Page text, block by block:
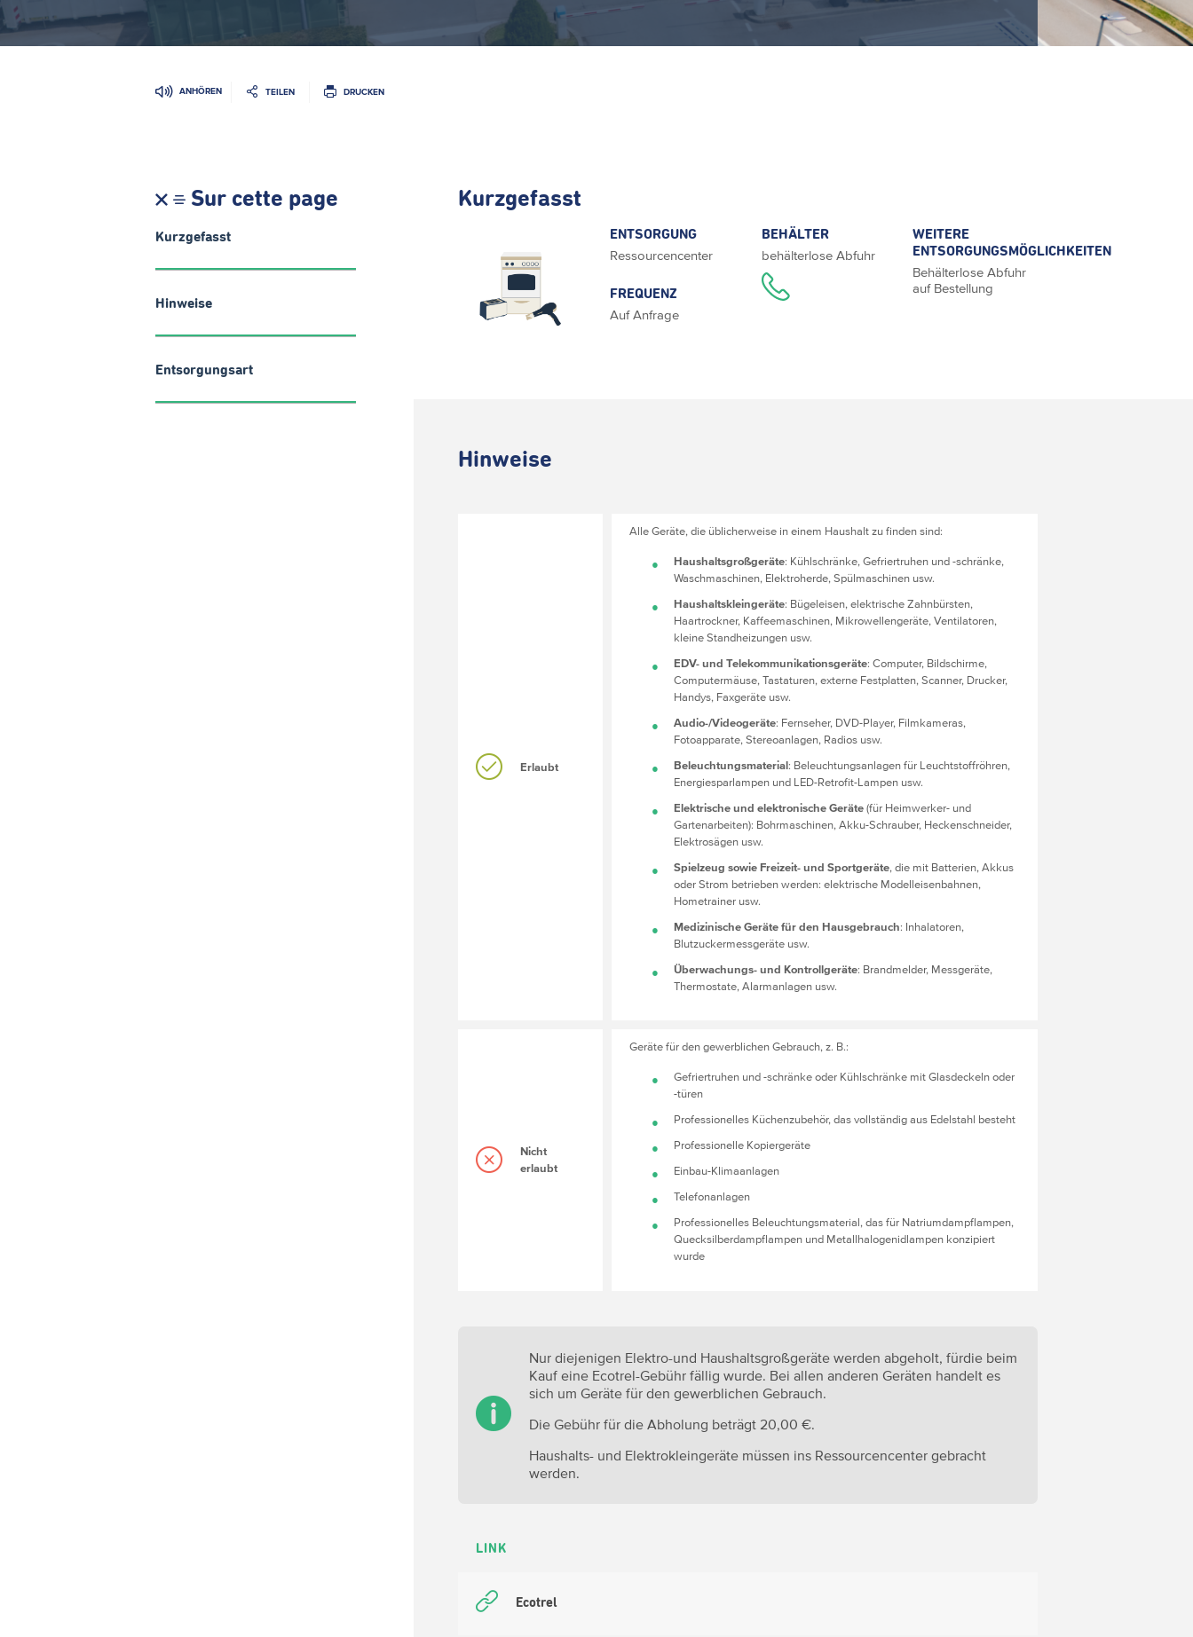
ANHÖREN TEILEN DRUCKEN
Sur cette page
Kurzgefasst
Hinweise
Entsorgungsart
Kurzgefasst
ENTSORGUNG
Ressourcencenter
FREQUENZ
Auf Anfrage
BEHÄLTER
behälterlose Abfuhr
WEITERE
ENTSORGUNGSMÖGLICHKEITEN
Behälterlose Abfuhr
auf Bestellung
Hinweise
Erlaubt
Alle Geräte, die üblicherweise in einem Haushalt zu finden sind:
Haushaltsgroßgeräte: Kühlschränke, Gefriertruhen und -schränke,
Waschmaschinen, Elektroherde, Spülmaschinen usw.
Haushaltskleingeräte: Bügeleisen, elektrische Zahnbürsten,
Haartrockner, Kaffeemaschinen, Mikrowellengeräte, Ventilatoren,
kleine Standheizungen usw.
EDV- und Telekommunikationsgeräte: Computer, Bildschirme,
Computermäuse, Tastaturen, externe Festplatten, Scanner, Drucker,
Handys, Faxgeräte usw.
Audio-/Videogeräte: Fernseher, DVD-Player, Filmkameras,
Fotoapparate, Stereoanlagen, Radios usw.
Beleuchtungsmaterial: Beleuchtungsanlagen für Leuchtstoffröhren,
Energiesparlampen und LED-Retrofit-Lampen usw.
Elektrische und elektronische Geräte (für Heimwerker- und
Gartenarbeiten): Bohrmaschinen, Akku-Schrauber, Heckenschneider,
Elektrosägen usw.
Spielzeug sowie Freizeit- und Sportgeräte, die mit Batterien, Akkus
oder Strom betrieben werden: elektrische Modelleisenbahnen,
Hometrainer usw.
Medizinische Geräte für den Hausgebrauch: Inhalatoren,
Blutzuckermessgeräte usw.
Überwachungs- und Kontrollgeräte: Brandmelder, Messgeräte,
Thermostate, Alarmanlagen usw.
Nicht
erlaubt
Geräte für den gewerblichen Gebrauch, z. B.:
Gefriertruhen und -schränke oder Kühlschränke mit Glasdeckeln oder
-türen
Professionelles Küchenzubehör, das vollständig aus Edelstahl besteht
Professionelle Kopiergeräte
Einbau-Klimaanlagen
Telefonanlagen
Professionelles Beleuchtungsmaterial, das für Natriumdampflampen,
Quecksilberdampflampen und Metallhalogenidlampen konzipiert
wurde
Nur diejenigen Elektro-und Haushaltsgroßgeräte werden abgeholt, fürdie beim
Kauf eine Ecotrel-Gebühr fällig wurde. Bei allen anderen Geräten handelt es
sich um Geräte für den gewerblichen Gebrauch.
Die Gebühr für die Abholung beträgt 20,00 €.
Haushalts- und Elektrokleingeräte müssen ins Ressourcencenter gebracht
werden.
LINK
Ecotrel